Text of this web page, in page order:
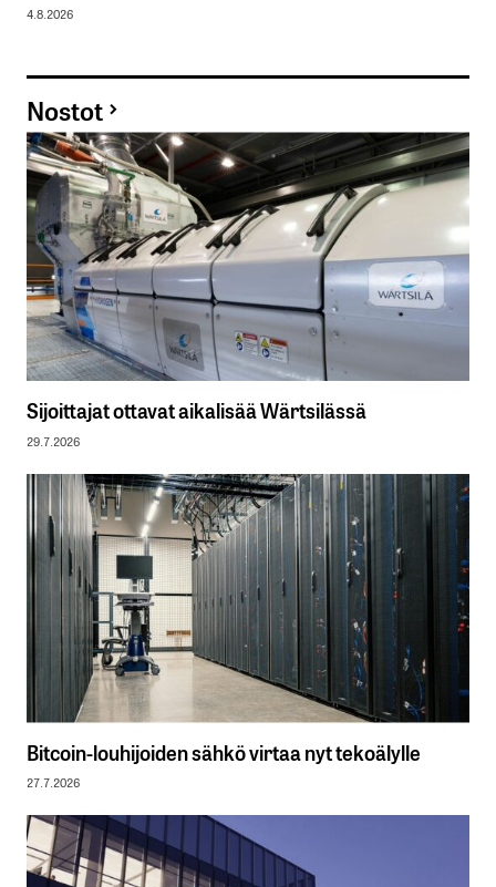
4.8.2026
Nostot
Sijoittajat ottavat aikalisää Wärtsilässä
29.7.2026
Bitcoin-louhijoiden sähkö virtaa nyt tekoälylle
27.7.2026